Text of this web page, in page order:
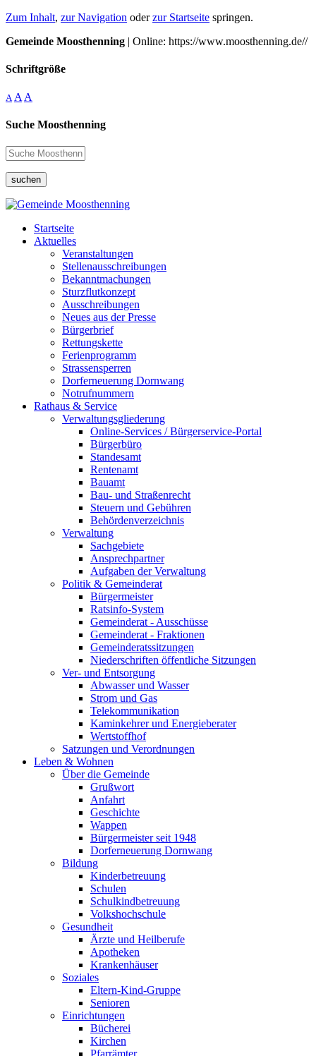
Zum Inhalt, zur Navigation oderzur Startseite springen.
Gemeinde Moosthenning | Online: https://www.moosthenning.de//
Schriftgröße
A A A
Suche Moosthenning
suchen
Startseite
Aktuelles
Veranstaltungen
Stellenausschreibungen
Bekanntmachungen
Sturzflutkonzept
Ausschreibungen
Neues aus der Presse
Bürgerbrief
Rettungskette
Ferienprogramm
Strassensperren
Dorferneuerung Dornwang
Notrufnummern
Rathaus & Service
Verwaltungsgliederung
Online-Services / Bürgerservice-Portal
Bürgerbüro
Standesamt
Rentenamt
Bauamt
Bau- und Straßenrecht
Steuern und Gebühren
Behördenverzeichnis
Verwaltung
Sachgebiete
Ansprechpartner
Aufgaben der Verwaltung
Politik & Gemeinderat
Bürgermeister
Ratsinfo-System
Gemeinderat - Ausschüsse
Gemeinderat - Fraktionen
Gemeinderatssitzungen
Niederschriften öffentliche Sitzungen
Ver- und Entsorgung
Abwasser und Wasser
Strom und Gas
Telekommunikation
Kaminkehrer und Energieberater
Wertstoffhof
Satzungen und Verordnungen
Leben & Wohnen
Über die Gemeinde
Grußwort
Anfahrt
Geschichte
Wappen
Bürgermeister seit 1948
Dorferneuerung Dornwang
Bildung
Kinderbetreuung
Schulen
Schulkindbetreuung
Volkshochschule
Gesundheit
Ärzte und Heilberufe
Apotheken
Krankenhäuser
Soziales
Eltern-Kind-Gruppe
Senioren
Einrichtungen
Bücherei
Kirchen
Pfarrämter